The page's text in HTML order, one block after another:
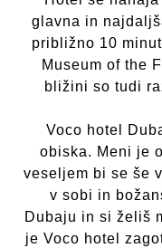
glavna in
približno 10
Museum of the
bližini so tudi
Voco hotel
obiska. Meni je
veseljem bi se še
v sobi in
Dubaju in si želiš
je Voco hotel